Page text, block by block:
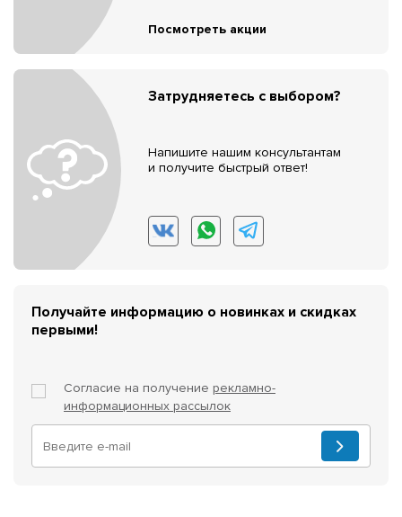
Посмотреть акции
Затрудняетесь с выбором?
Напишите нашим консультантам
и получите быстрый ответ!
Получайте информацию о новинках и скидках
первыми!
Согласие на получение рекламно-
информационных рассылок